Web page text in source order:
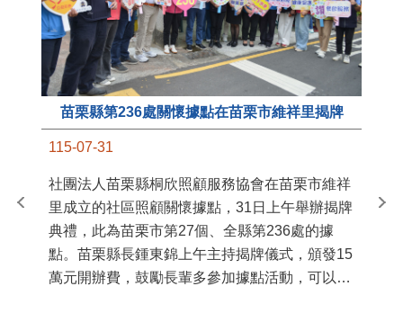
苗栗縣第236處關懷據點在苗栗市維祥里揭牌
115-07-31
社團法人苗栗縣桐欣照顧服務協會在苗栗市維祥
里成立的社區照顧關懷據點，31日上午舉辦揭牌
典禮，此為苗栗市第27個、全縣第236處的據
點。苗栗縣長鍾東錦上午主持揭牌儀式，頒發15
萬元開辦費，鼓勵長輩多參加據點活動，可以更
苗